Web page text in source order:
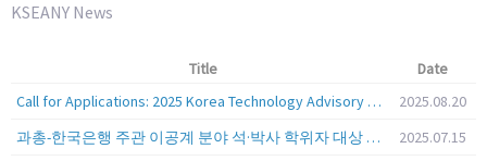
KSEANY News
Title
Date
Call for Applications: 2025 Korea Technology Advisory Group (K-TAG)
2025.08.20
과총-한국은행 주관 이공계 분야 석·박사 학위자 대상 서베이
2025.07.15